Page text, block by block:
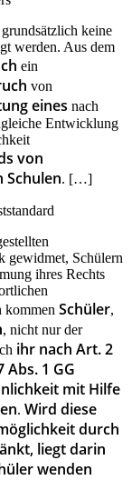
keine
werden. Aus dem
ein
von
eines nach
Entwicklung
von
Schulen. […]
Schülern
ihres Rechts
kommen Schüler,
, nicht nur der
ihr nach Art. 2
1 GG
mit Hilfe
. Wird diese
durch
liegt darin
wenden